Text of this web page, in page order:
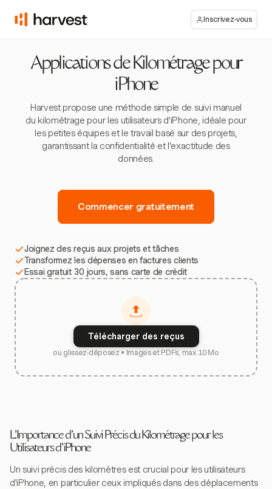
Inscrivez-vous
Applications de Kilométrage pour
iPhone
Harvest propose une méthode simple de suivi manuel
du kilométrage pour les utilisateurs d'iPhone, idéale pour
les petites équipes et le travail basé sur des projets,
garantissant la confidentialité et l'exactitude des
données.
Commencer gratuitement
Joignez des reçus aux projets et tâches
Transformez les dépenses en factures clients
Essai gratuit 30 jours, sans carte de crédit
Télécharger des reçus
ou glissez-déposez • Images et PDFs, max 10 Mo
L'Importance d'un Suivi Précis du Kilométrage pour les
Utilisateurs d'iPhone
Un suivi précis des kilomètres est crucial pour les utilisateurs
d'iPhone, en particulier ceux impliqués dans des déplacements